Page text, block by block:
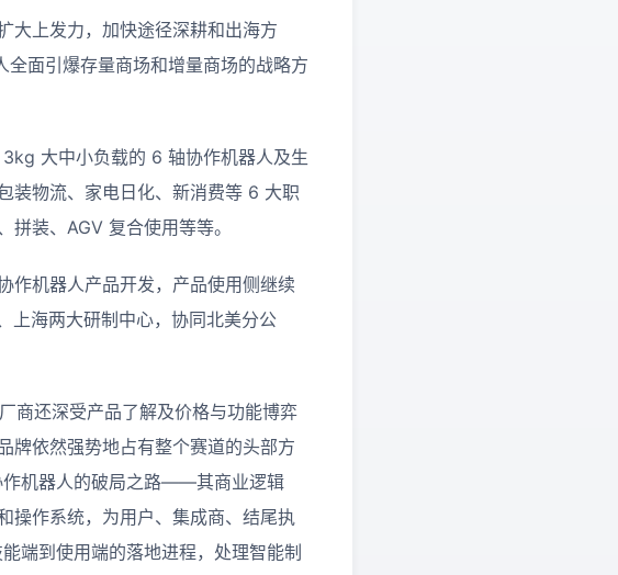
大上发力，加快途径深耕和出海方
全面引爆存量商场和增量商场的战略方
大中小负载的 6 轴协作机器人及生
装物流、家电日化、新消费等 6 大职
装、AGV 复合使用等等。
机器人产品开发，产品使用侧继续
上海两大研制中心，协同北美分公
商还深受产品了解及价格与功能博弈
牌依然强势地占有整个赛道的头部方
作机器人的破局之路——其商业逻辑
操作系统，为用户、集成商、结尾执
端到使用端的落地进程，处理智能制